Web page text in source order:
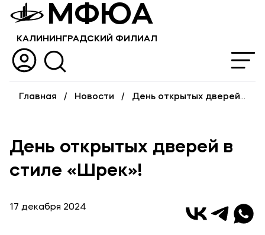
МФЮА
КАЛИНИНГРАДСКИЙ ФИЛИАЛ
Студентам
Выпускникам
Карьера
Уровни образования
Дополнительное профессиональное образование
Объявления
Главная Новости День открытых дверей в стиле «Шрек»!
День открытых дверей в
стиле «Шрек»!
17 декабря 2024